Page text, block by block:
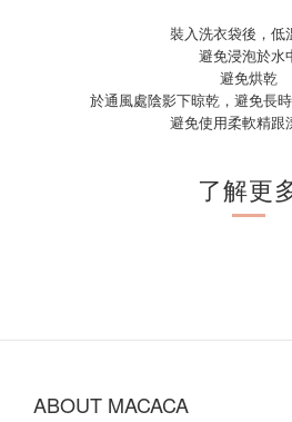
裝入洗衣袋後，低
避免浸泡於水
避免烘乾
於通風處陰影下晾乾，避免長
避免使用柔軟精跟
了解更
ABOUT MACACA